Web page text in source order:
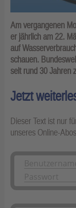
Am vergangenen
er jährlich am 22.
auf
schauen.
seit rund 30 Jahren
Jetzt
Dieser Text ist nur
unseres Online-